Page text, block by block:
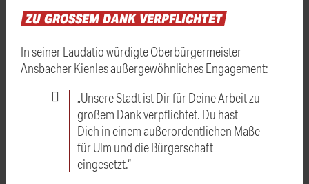
ZUGROSSEM DANK VERPFLICHTET
In seiner Laudatio würdigte Oberbürgermeister
Ansbacher Kienles außergewöhnliches Engagement:
„Unsere Stadt ist Dir für Deine Arbeit zu
großem Dank verpflichtet. Du hast
Dich in einem außerordentlichen Maße
für Ulm und die Bürgerschaft
eingesetzt.“